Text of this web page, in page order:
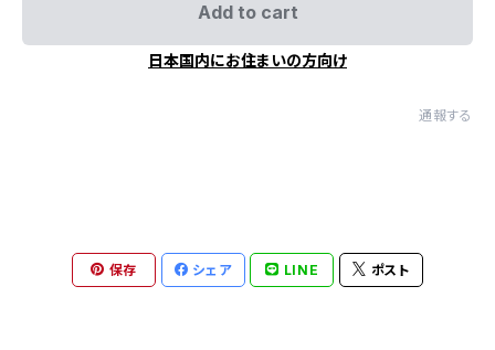
Add to cart
日本国内にお住まいの方向け
通報する
保存 シェア LINE ポスト